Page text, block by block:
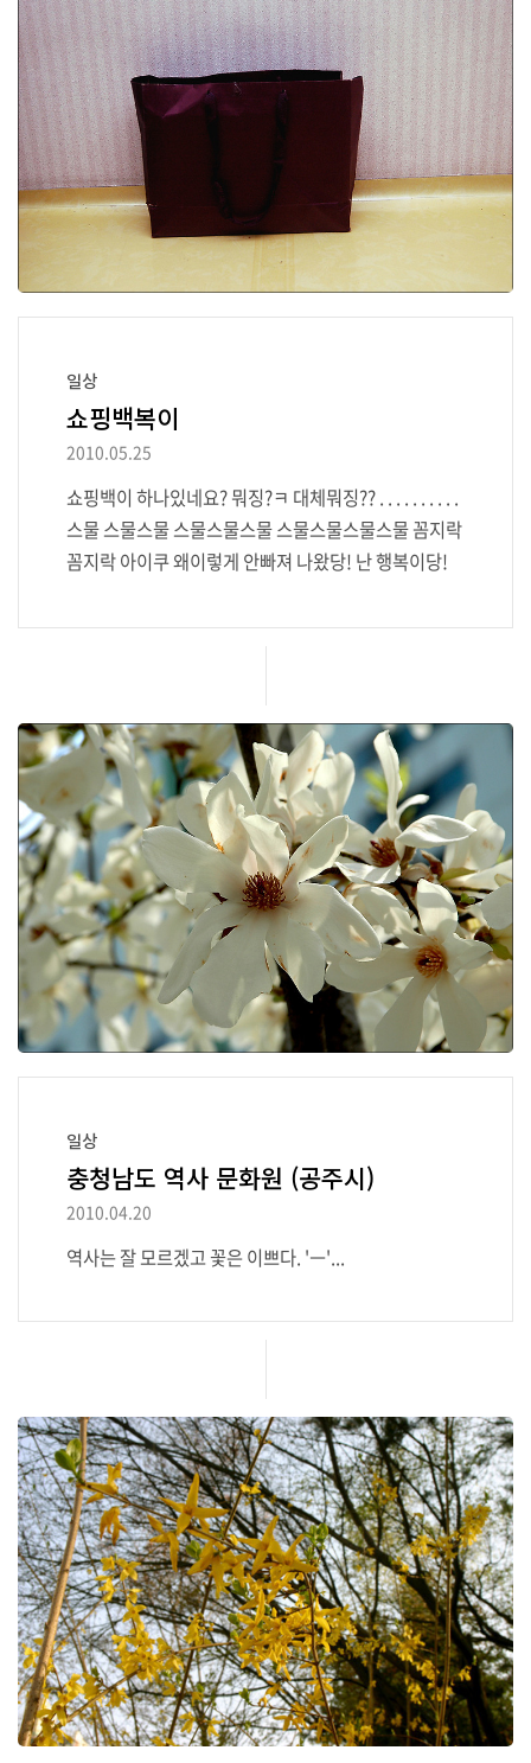
일상
쇼핑백복이
2010.05.25
쇼핑백이 하나있네요? 뭐징?ㅋ 대체뭐징?? . . . . . . . . . .
스물 스물스물 스물스물스물 스물스물스물스물 꼼지락
꼼지락 아이쿠 왜이렇게 안빠져 나왔당! 난 행복이당!
일상
충청남도 역사 문화원 (공주시)
2010.04.20
역사는 잘 모르겠고 꽃은 이쁘다. 'ㅡ'...